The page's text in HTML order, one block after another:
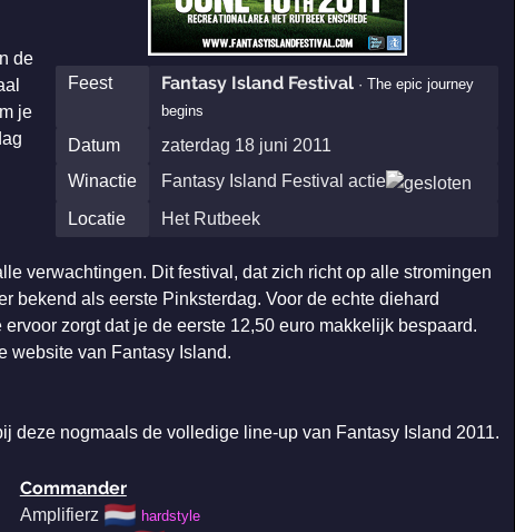
Feest Fantasy Island Festival· The epic journey
begins
Datum
zaterdag 18 juni 2011
Winactie
Fantasy Island Festival actie
Locatie
Het Rutbeek
de
je
verwachtingen. Dit festival, dat zich richt op alle stromingen
bekend als eerste Pinksterdag. Voor de echte diehard
zorgt dat je de eerste 12,50 euro makkelijk bespaard.
website van Fantasy Island.
deze nogmaals de volledige line-up van Fantasy Island 2011.
Commander
Amplifierz 🇳🇱 hardstyle